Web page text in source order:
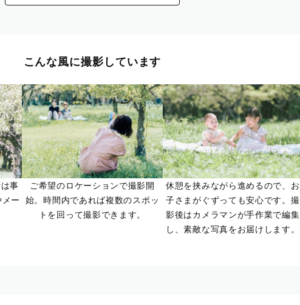
こんな風に撮影しています
事
ー
ご希望のロケーションで撮影開
始。時間内であれば複数のスポッ
トを回って撮影できます。
休憩を挟みながら進めるので、お
子さまがぐずっても安心です。撮
影後はカメラマンが手作業で編集
し、素敵な写真をお届けします。